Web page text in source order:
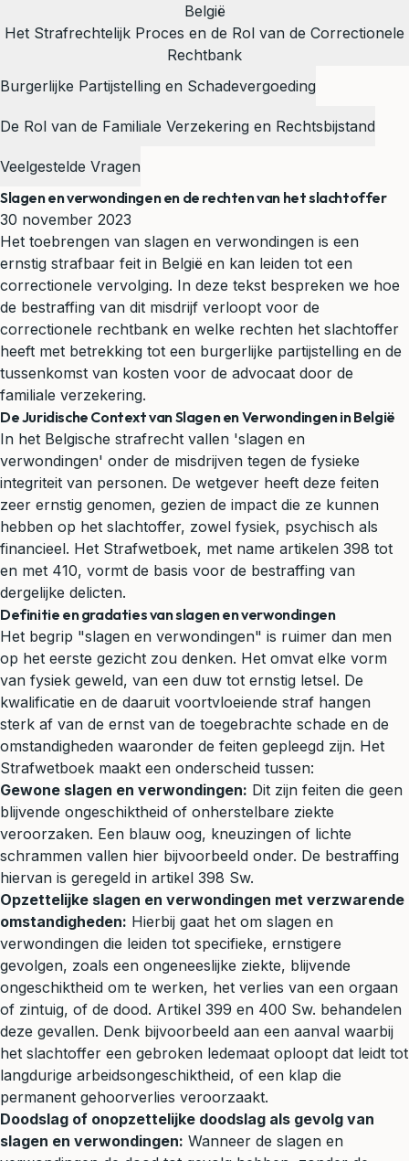
België
Het Strafrechtelijk Proces en de Rol van de Correctionele
Rechtbank
Burgerlijke Partijstelling en Schadevergoeding
De Rol van de Familiale Verzekering en Rechtsbijstand
Veelgestelde Vragen
Slagen en verwondingen en de rechten van het slachtoffer
30 november 2023
Het toebrengen van slagen en verwondingen is een
ernstig strafbaar feit in België en kan leiden tot een
correctionele vervolging. In deze tekst bespreken we hoe
de bestraffing van dit misdrijf verloopt voor de
correctionele rechtbank en welke rechten het slachtoffer
heeft met betrekking tot een burgerlijke partijstelling en de
tussenkomst van kosten voor de advocaat door de
familiale verzekering.
De Juridische Context van Slagen en Verwondingen in België
In het Belgische strafrecht vallen 'slagen en
verwondingen' onder de misdrijven tegen de fysieke
integriteit van personen. De wetgever heeft deze feiten
zeer ernstig genomen, gezien de impact die ze kunnen
hebben op het slachtoffer, zowel fysiek, psychisch als
financieel. Het Strafwetboek, met name artikelen 398 tot
en met 410, vormt de basis voor de bestraffing van
dergelijke delicten.
Definitie en gradaties van slagen en verwondingen
Het begrip "slagen en verwondingen" is ruimer dan men
op het eerste gezicht zou denken. Het omvat elke vorm
van fysiek geweld, van een duw tot ernstig letsel. De
kwalificatie en de daaruit voortvloeiende straf hangen
sterk af van de ernst van de toegebrachte schade en de
omstandigheden waaronder de feiten gepleegd zijn. Het
Strafwetboek maakt een onderscheid tussen:
Gewone slagen en verwondingen: Dit zijn feiten die geen
blijvende ongeschiktheid of onherstelbare ziekte
veroorzaken. Een blauw oog, kneuzingen of lichte
schrammen vallen hier bijvoorbeeld onder. De bestraffing
hiervan is geregeld in artikel 398 Sw.
Opzettelijke slagen en verwondingen met verzwarende
omstandigheden: Hierbij gaat het om slagen en
verwondingen die leiden tot specifieke, ernstigere
gevolgen, zoals een ongeneeslijke ziekte, blijvende
ongeschiktheid om te werken, het verlies van een orgaan
of zintuig, of de dood. Artikel 399 en 400 Sw. behandelen
deze gevallen. Denk bijvoorbeeld aan een aanval waarbij
het slachtoffer een gebroken ledemaat oploopt dat leidt tot
langdurige arbeidsongeschiktheid, of een klap die
permanent gehoorverlies veroorzaakt.
Doodslag of onopzettelijke doodslag als gevolg van
slagen en verwondingen: Wanneer de slagen en